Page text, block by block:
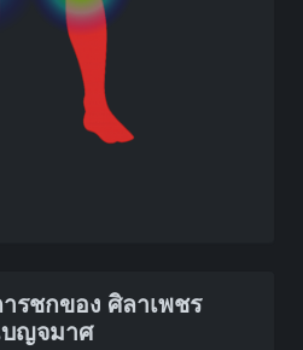
รชกของ ศิลาเพชร
บญจมาศ